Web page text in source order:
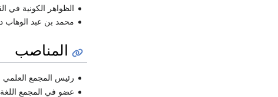
الظواهر الكونية في
محمد بن عبد الوهاب
المناصب
رئيس المجمع العلمي
عضو في المجمع اللغة